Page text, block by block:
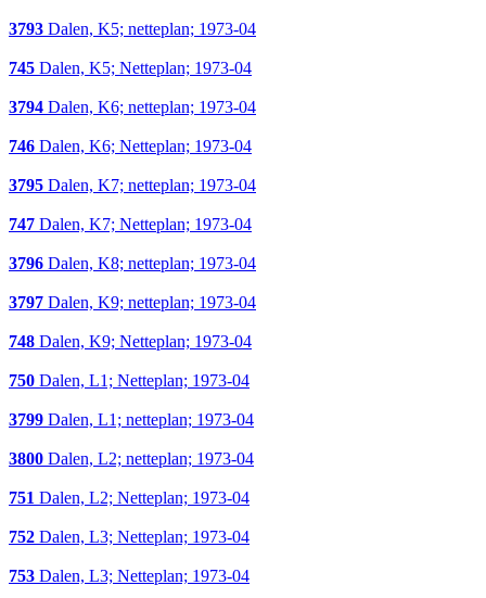
3793 Dalen, K5; netteplan; 1973-04
745 Dalen, K5; Netteplan; 1973-04
3794 Dalen, K6; netteplan; 1973-04
746 Dalen, K6; Netteplan; 1973-04
3795 Dalen, K7; netteplan; 1973-04
747 Dalen, K7; Netteplan; 1973-04
3796 Dalen, K8; netteplan; 1973-04
3797 Dalen, K9; netteplan; 1973-04
748 Dalen, K9; Netteplan; 1973-04
750 Dalen, L1; Netteplan; 1973-04
3799 Dalen, L1; netteplan; 1973-04
3800 Dalen, L2; netteplan; 1973-04
751 Dalen, L2; Netteplan; 1973-04
752 Dalen, L3; Netteplan; 1973-04
753 Dalen, L3; Netteplan; 1973-04